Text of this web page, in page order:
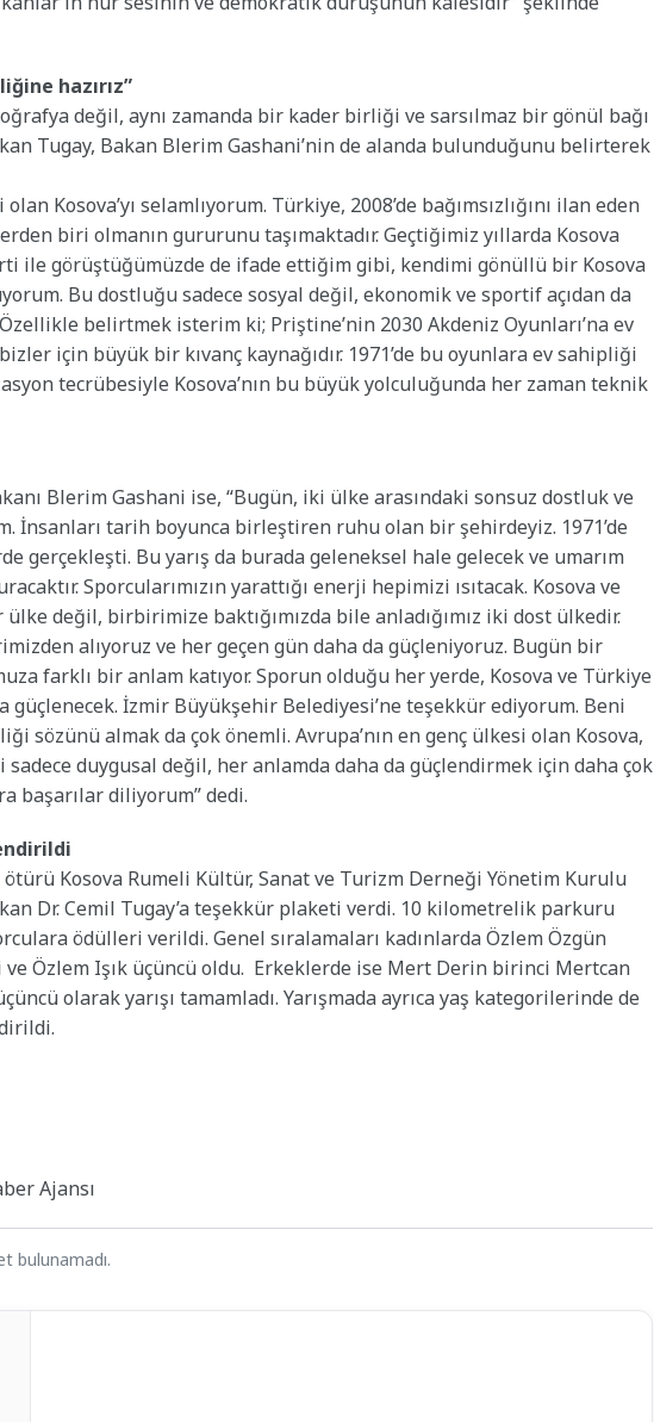
hazırız”
değil, aynı zamanda bir kader birliği ve sarsılmaz bir gönül bağı
Tugay, Bakan Blerim Gashani’nin de alanda bulunduğunu belirterek
Kosova’yı selamlıyorum. Türkiye, 2008’de bağımsızlığını ilan eden
biri olmanın gururunu taşımaktadır. Geçtiğimiz yıllarda Kosova
ile görüştüğümüzde de ifade ettiğim gibi, kendimi gönüllü bir Kosova
Bu dostluğu sadece sosyal değil, ekonomik ve sportif açıdan da
belirtmek isterim ki; Priştine’nin 2030 Akdeniz Oyunları’na ev
için büyük bir kıvanç kaynağıdır. 1971’de bu oyunlara ev sahipliği
tecrübesiyle Kosova’nın bu büyük yolculuğunda her zaman teknik
Blerim Gashani ise, “Bugün, iki ülke arasındaki sonsuz dostluk ve
İnsanları tarih boyunca birleştiren ruhu olan bir şehirdeyiz. 1971’de
gerçekleşti. Bu yarış da burada geleneksel hale gelecek ve umarım
Sporcularımızın yarattığı enerji hepimizi ısıtacak. Kosova ve
değil, birbirimize baktığımızda bile anladığımız iki dost ülkedir.
alıyoruz ve her geçen gün daha da güçleniyoruz. Bugün bir
farklı bir anlam katıyor. Sporun olduğu her yerde, Kosova ve Türkiye
güçlenecek. İzmir Büyükşehir Belediyesi’ne teşekkür ediyorum. Beni
sözünü almak da çok önemli. Avrupa’nın en genç ülkesi olan Kosova,
duygusal değil, her anlamda daha da güçlendirmek için daha çok
başarılar diliyorum” dedi.
Kosova Rumeli Kültür, Sanat ve Turizm Derneği Yönetim Kurulu
Dr. Cemil Tugay’a teşekkür plaketi verdi. 10 kilometrelik parkuru
ödülleri verildi. Genel sıralamaları kadınlarda Özlem Özgün
Özlem Işık üçüncü oldu. Erkeklerde ise Mert Derin birinci Mertcan
olarak yarışı tamamladı. Yarışmada ayrıca yaş kategorilerinde de
Ajansı
bulunamadı.